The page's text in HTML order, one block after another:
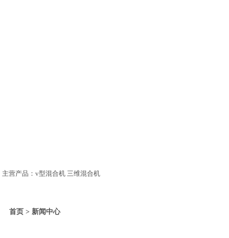
主营产品：v型混合机 三维混合机
首页 > 新闻中心